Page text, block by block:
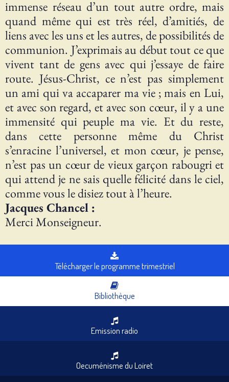
immense réseau d’un tout autre ordre, mais
quand même qui est très réel, d’amitiés, de
liens avec les uns et les autres, de possibilités de
communion. J’exprimais au début tout ce que
vivent tant de gens avec qui j’essaye de faire
route. Jésus-Christ, ce n’est pas simplement
un ami qui va accaparer ma vie ; mais en Lui,
et avec son regard, et avec son cœur, il y a une
immensité qui peuple ma vie. Et du reste,
dans cette personne même du Christ
s’enracine l’universel, et mon cœur, je pense,
n’est pas un cœur de vieux garçon rabougri et
qui attend je ne sais quelle félicité dans le ciel,
comme vous le disiez tout à l’heure.
Jacques Chancel :
Merci Monseigneur.
Télécharger le programme trimestriel
Bibliothèque
Emission radio
Oecuménisme du Loiret